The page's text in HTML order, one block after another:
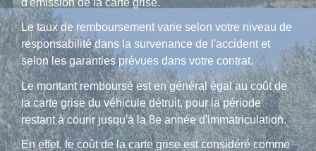
d'émission de la carte grise.
Le taux de remboursement varie selon votre niveau de
responsabilité dans la survenance de l'accident et
selon les garanties prévues dans votre contrat.
Le montant remboursé est en général égal au coût de
la carte grise du véhicule détruit, pour la période
restant à courir jusqu'à la 8eannée d'immatriculation.
En effet, le coût de la carte grise est considéré comme